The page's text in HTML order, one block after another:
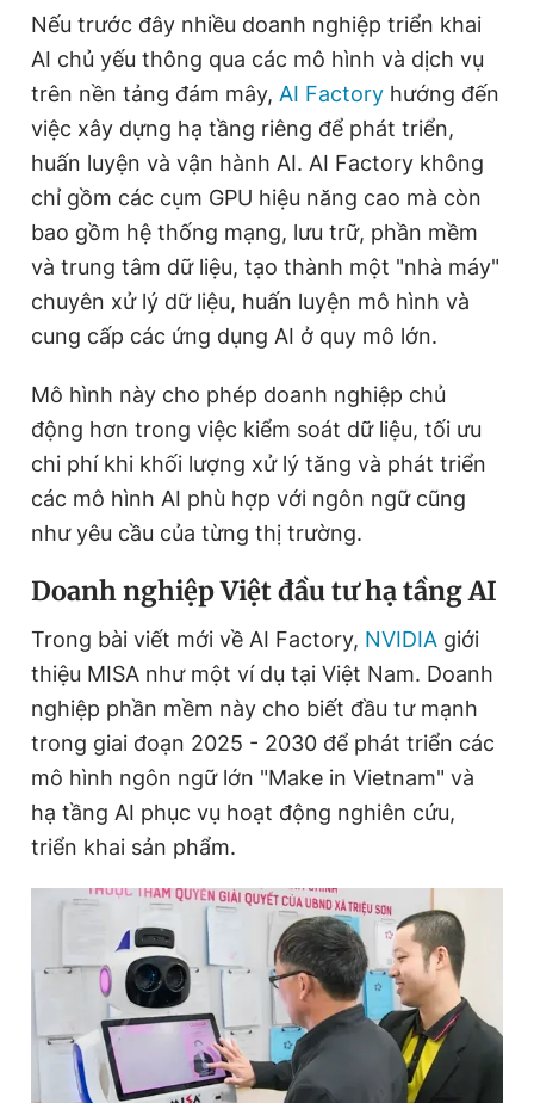
Sản phẩm khác
Tiện ích Bạn cần biết
Thông tin tòa soạn Liên hệ quảng cáo
Đọc Thanh Niên trên điện thoại
Theo dõi báo trên
Hotline Liên hệ quảng cáo
Đặt báo Quảng cáo RSS Tòa soạn Chính sách bảo
Tổng biên tập: Nguyễn Ngọc Toàn
Phó tổng biên tập thường trực: Hải Thành
Phó tổng biên tập: Lâm Hiếu Dũng
Phó tổng biên tập: Trần Việt Hưng
Tổng thư ký tòa soạn: Đức Trung
Giấy phép xuất bản số 110/GP - BTTTT cấp ngày 24.3.2020
© 2003-2026 Bản quyền thuộc về Báo Thanh Niên. Cấm sao
chép dưới mọi hình thức nếu không có sự chấp thuận bằng văn
bản. Phát triển bởi ePi Technologies, JSC.
Nếu trước đây nhiều doanh nghiệp triển khai
AI chủ yếu thông qua các mô hình và dịch vụ
trên nền tảng đám mây, AI Factory hướng đến
việc xây dựng hạ tầng riêng để phát triển,
huấn luyện và vận hành AI. AI Factory không
chỉ gồm các cụm GPU hiệu năng cao mà còn
bao gồm hệ thống mạng, lưu trữ, phần mềm
và trung tâm dữ liệu, tạo thành một "nhà máy"
chuyên xử lý dữ liệu, huấn luyện mô hình và
cung cấp các ứng dụng AI ở quy mô lớn.
Mô hình này cho phép doanh nghiệp chủ
động hơn trong việc kiểm soát dữ liệu, tối ưu
chi phí khi khối lượng xử lý tăng và phát triển
các mô hình AI phù hợp với ngôn ngữ cũng
như yêu cầu của từng thị trường.
Doanh nghiệp Việt đầu tư hạ tầng AI
Trong bài viết mới về AI Factory, NVIDIA giới
thiệu MISA như một ví dụ tại Việt Nam. Doanh
nghiệp phần mềm này cho biết đầu tư mạnh
trong giai đoạn 2025 - 2030 để phát triển các
mô hình ngôn ngữ lớn "Make in Vietnam" và
hạ tầng AI phục vụ hoạt động nghiên cứu,
triển khai sản phẩm.